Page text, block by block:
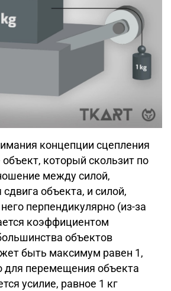
концепции сцепления
который скользит по
между силой,
объекта, и силой,
перпендикулярно (из-за
коэффициентом
объектов
быть максимум равен 1,
для перемещения объекта
усилие, равное 1 кг